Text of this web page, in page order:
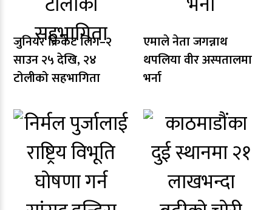
जुनियर क्रिकेट लिग–२
साउन २५ देखि, २४
टोलीको सहभागिता
एमाले नेता जगन्नाथ
थपलिया वीर अस्पतालमा
भर्ना